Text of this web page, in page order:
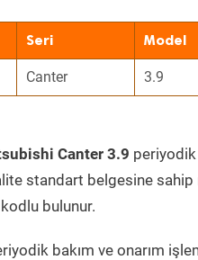
Seri Model
Canter 3.9
Canter 3.9
standart belgesine
bulunur.
bakım ve onarım